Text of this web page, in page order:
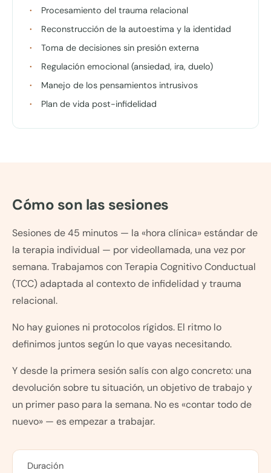
Procesamiento del trauma relacional
Reconstrucción de la autoestima y la identidad
Toma de decisiones sin presión externa
Regulación emocional (ansiedad, ira, duelo)
Manejo de los pensamientos intrusivos
Plan de vida post-infidelidad
Cómo son las sesiones
Sesiones de 45 minutos — la «hora clínica» estándar de
la terapia individual — por videollamada, una vez por
semana. Trabajamos con Terapia Cognitivo Conductual
(TCC) adaptada al contexto de infidelidad y trauma
relacional.
No hay guiones ni protocolos rígidos. El ritmo lo
definimos juntos según lo que vayas necesitando.
Y desde la primera sesión salís con algo concreto: una
devolución sobre tu situación, un objetivo de trabajo y
un primer paso para la semana. No es «contar todo de
nuevo» — es empezar a trabajar.
Duración